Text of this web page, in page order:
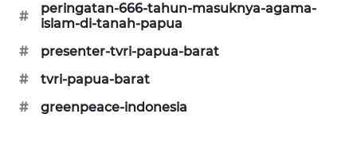
#
peringatan-666-tahun-masuknya-agama-
islam-di-tanah-papua
#
presenter-tvri-papua-barat
#
tvri-papua-barat
#
greenpeace-indonesia
CILEUNGSI
NEWS
NEWS